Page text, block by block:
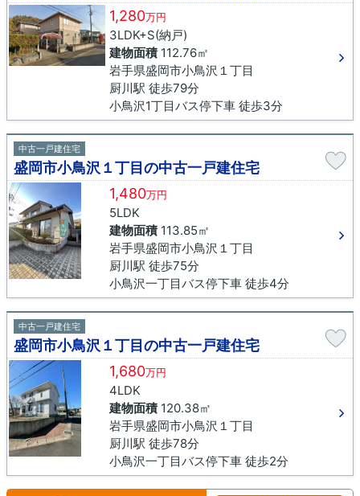
1,280万円
3LDK+S(納戸)
建物面積112.76㎡
岩手県盛岡市小鳥沢１丁目
厨川駅 徒歩79分
小鳥沢1丁目バス停下車 徒歩3分
中古一戸建住宅
盛岡市小鳥沢１丁目の中古一戸建住宅
1,480万円
5LDK
建物面積113.85㎡
岩手県盛岡市小鳥沢１丁目
厨川駅 徒歩75分
小鳥沢一丁目バス停下車 徒歩4分
中古一戸建住宅
盛岡市小鳥沢１丁目の中古一戸建住宅
1,680万円
4LDK
建物面積120.38㎡
岩手県盛岡市小鳥沢１丁目
厨川駅 徒歩78分
小鳥沢一丁目バス停下車 徒歩2分